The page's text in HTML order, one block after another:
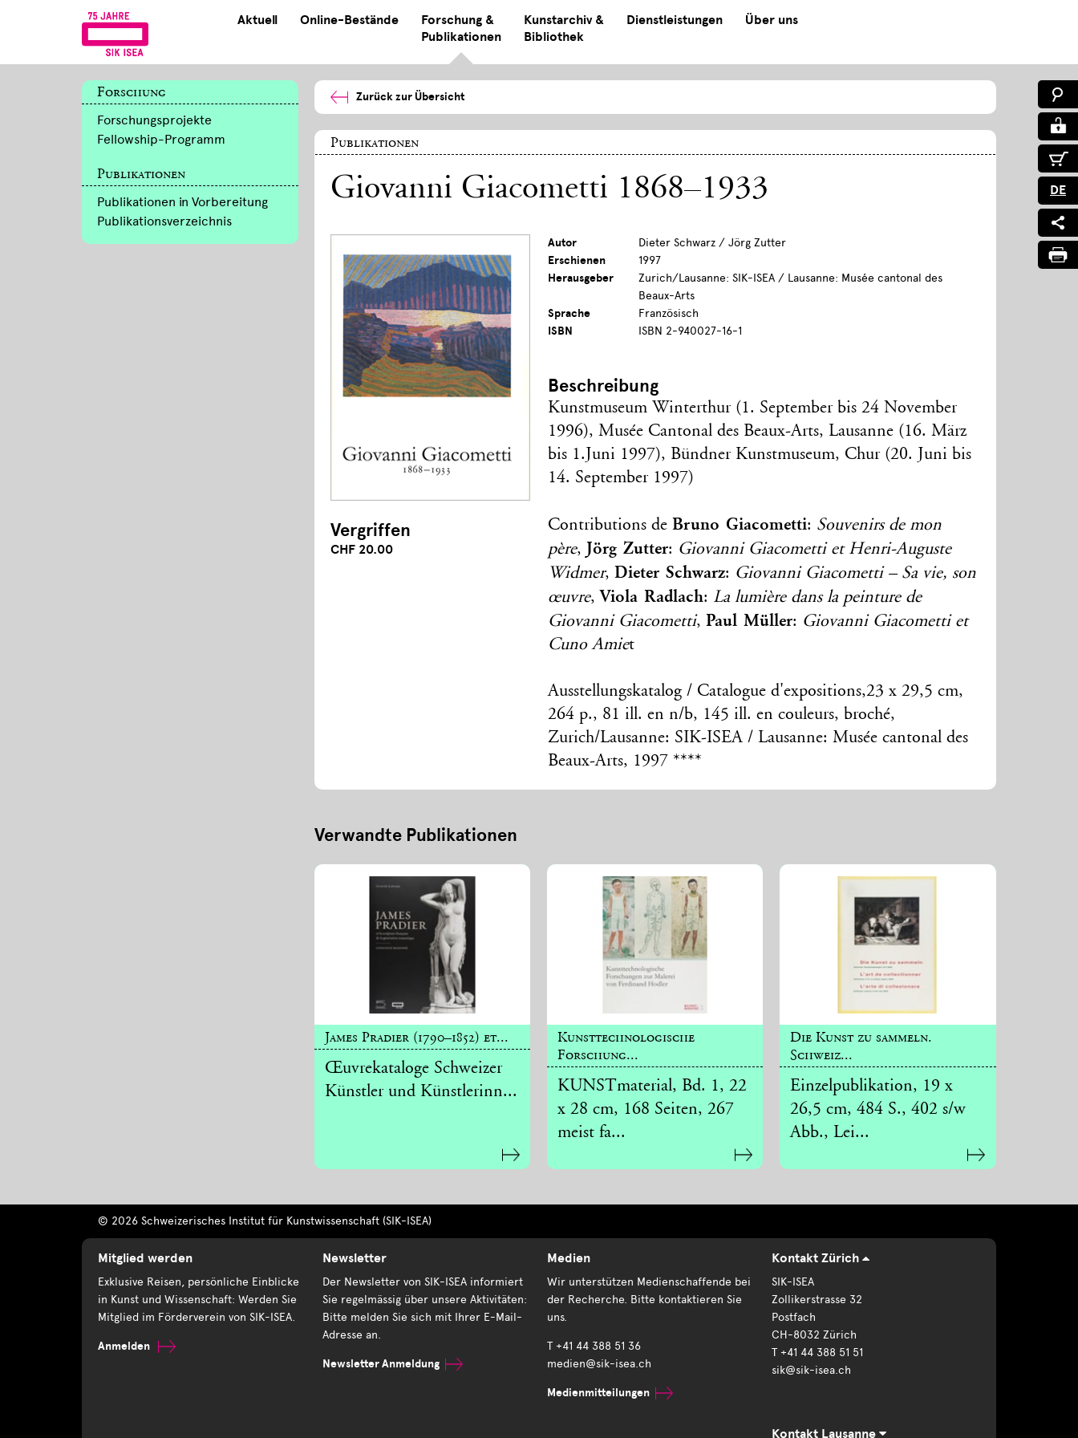
Aktuell Online-Bestände
Forschung &
Publikationen
Kunstarchiv &
Bibliothek
Dienstleistungen Über uns
DE
Forschung
Forschungsprojekte
Fellowship-Programm
Publikationen
Publikationen in Vorbereitung
Publikationsverzeichnis
Zurück zur Übersicht
Publikationen
Giovanni Giacometti 1868–1933
Vergriffen
CHF 20.00
Autor
Dieter Schwarz / Jörg Zutter
Erschienen
1997
Herausgeber
Zurich/Lausanne: SIK-ISEA / Lausanne: Musée cantonal des
Beaux-Arts
Sprache
Französisch
ISBN
ISBN 2-940027-16-1
Beschreibung
Kunstmuseum Winterthur (1. September bis 24 November
1996), Musée Cantonal des Beaux-Arts, Lausanne (16. März
bis 1.Juni 1997), Bündner Kunstmuseum, Chur (20. Juni bis
14. September 1997)
Contributions deBruno Giacometti: Souvenirs de mon
père, Jörg Zutter: Giovanni Giacometti et Henri-Auguste
Widmer,Dieter Schwarz: Giovanni Giacometti – Sa vie, son
œuvre, Viola Radlach: La lumière dans la peinture de
Giovanni Giacometti,Paul Müller: Giovanni Giacometti et
Cuno Amiet
Ausstellungskatalog / Catalogue d'expositions,23 x 29,5 cm,
264 p., 81 ill. en n/b, 145 ill. en couleurs, broché,
Zurich/Lausanne: SIK-ISEA / Lausanne: Musée cantonal des
Beaux-Arts, 1997 ****
Verwandte Publikationen
James Pradier (1790–1852) et...
Œuvrekataloge Schweizer
Künstler und Künstlerinn...
Kunsttechnologische
Forschung...
KUNSTmaterial, Bd. 1, 22
x 28 cm, 168 Seiten, 267
meist fa...
Die Kunst zu sammeln.
Schweiz...
Einzelpublikation, 19 x
26,5 cm, 484 S., 402 s/w
Abb., Lei...
© 2026 Schweizerisches Institut für Kunstwissenschaft (SIK-ISEA)
Mitglied werden
Exklusive Reisen, persönliche Einblicke
in Kunst und Wissenschaft: Werden Sie
Mitglied im Förderverein von SIK-ISEA.
Anmelden
Newsletter
Der Newsletter von SIK-ISEA informiert
Sie regelmässig über unsere Aktivitäten:
Bitte melden Sie sich mit Ihrer E-Mail-
Adresse an.
Newsletter Anmeldung
Medien
Wir unterstützen Medienschaffende bei
der Recherche. Bitte kontaktieren Sie
uns.
T +41 44 388 51 36
medien@sik-isea.ch
Medienmitteilungen
Kontakt Zürich
SIK-ISEA
Zollikerstrasse 32
Postfach
CH-8032 Zürich
T +41 44 388 51 51
sik@sik-isea.ch
Kontakt Lausanne